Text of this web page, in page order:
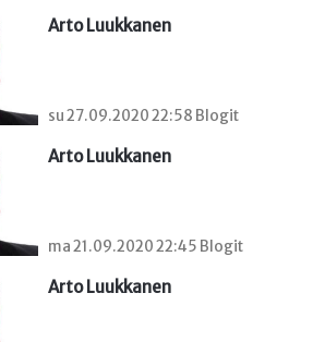
Arto Luukkanen
su 27.09.2020 22:58 Blogit
Arto Luukkanen
ma 21.09.2020 22:45 Blogit
Arto Luukkanen